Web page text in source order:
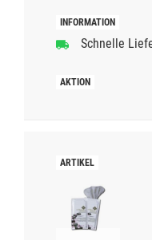
Schnelle